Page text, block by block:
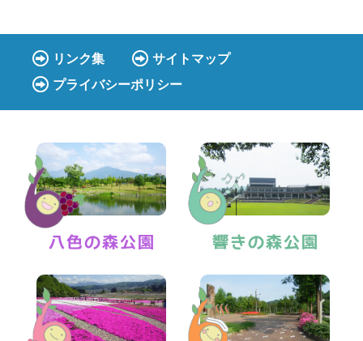
リンク集
サイトマップ
プライバシーポリシー